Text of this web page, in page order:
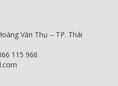
Văn Thụ – TP. Thái
115 966